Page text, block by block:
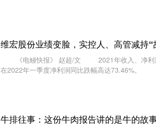
维宏股份业绩变脸，实控人、高管减持“
《电鳗快报》 赵超/文 2021年收入、净利润
在2022年一季度净利润同比跌幅高达73.46%。
牛排往事：这份牛肉报告讲的是牛的故